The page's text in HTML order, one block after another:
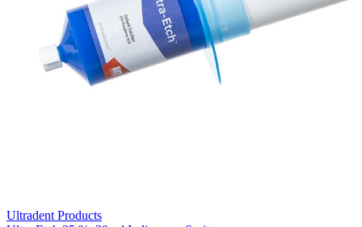
Ultradent Products